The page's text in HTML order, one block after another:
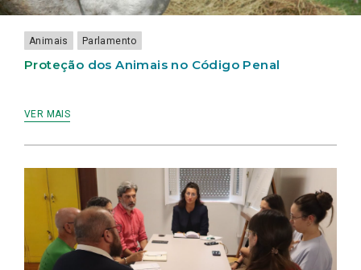
Animais Parlamento
Proteção dos Animais no Código Penal
VER MAIS
E
A
FAUNA
SELVAGEM